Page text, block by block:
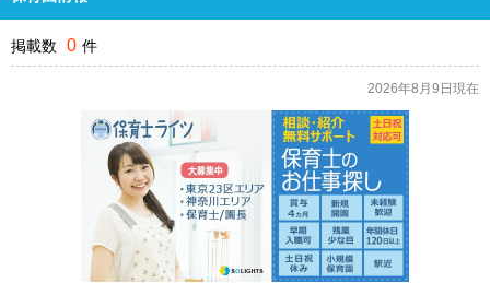
掲載数 0 件
2026年8月9日現在